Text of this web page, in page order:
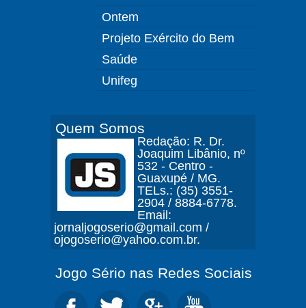
Ontem
Projeto Exército do Bem
Saúde
Unifeg
Quem Somos
Redação: R. Dr.
Joaquim Libânio, nº
532 - Centro -
Guaxupé / MG.
TELs.: (35) 3551-
2904 / 8884-6778.
Email:
jornaljogoserio@gmail.com /
ojogoserio@yahoo.com.br.
Jogo Sério nas Redes Sociais